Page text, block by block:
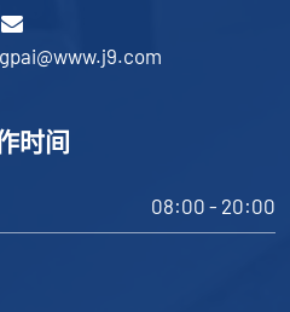
时间
08:00 - 20:00